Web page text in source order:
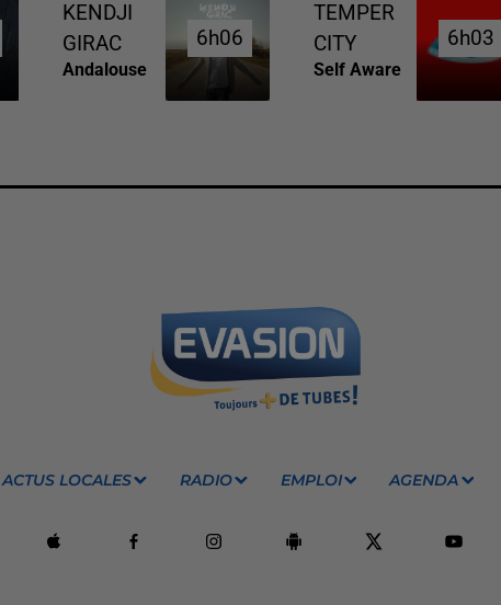
KENDJI
GIRAC
Andalouse
6h06
6h06
TEMPER
CITY
Self Aware
6h03
6h03
ACTUS LOCALES RADIO EMPLOI AGENDA